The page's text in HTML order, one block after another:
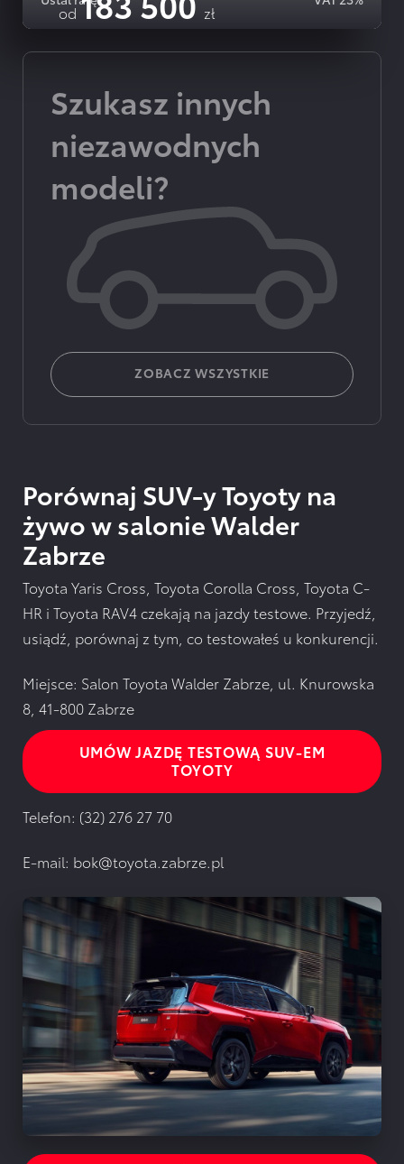
od zł
SZCZEGOLY OFERTY
Szukasz innych
niezawodnych
modeli?
ZOBACZ WSZYSTKIE
Porównaj SUV-y Toyoty na
żywo w salonie Walder
Zabrze
Toyota Yaris Cross, Toyota Corolla Cross, Toyota C-
HR i Toyota RAV4 czekają na jazdy testowe. Przyjedź,
usiądź, porównaj z tym, co testowałeś u konkurencji.
Miejsce: Salon Toyota Walder Zabrze, ul. Knurowska
8, 41-800 Zabrze
UMÓW JAZDĘ TESTOWĄ SUV-EM
TOYOTY
Telefon: (32) 276 27 70
E-mail: bok@toyota.zabrze.pl